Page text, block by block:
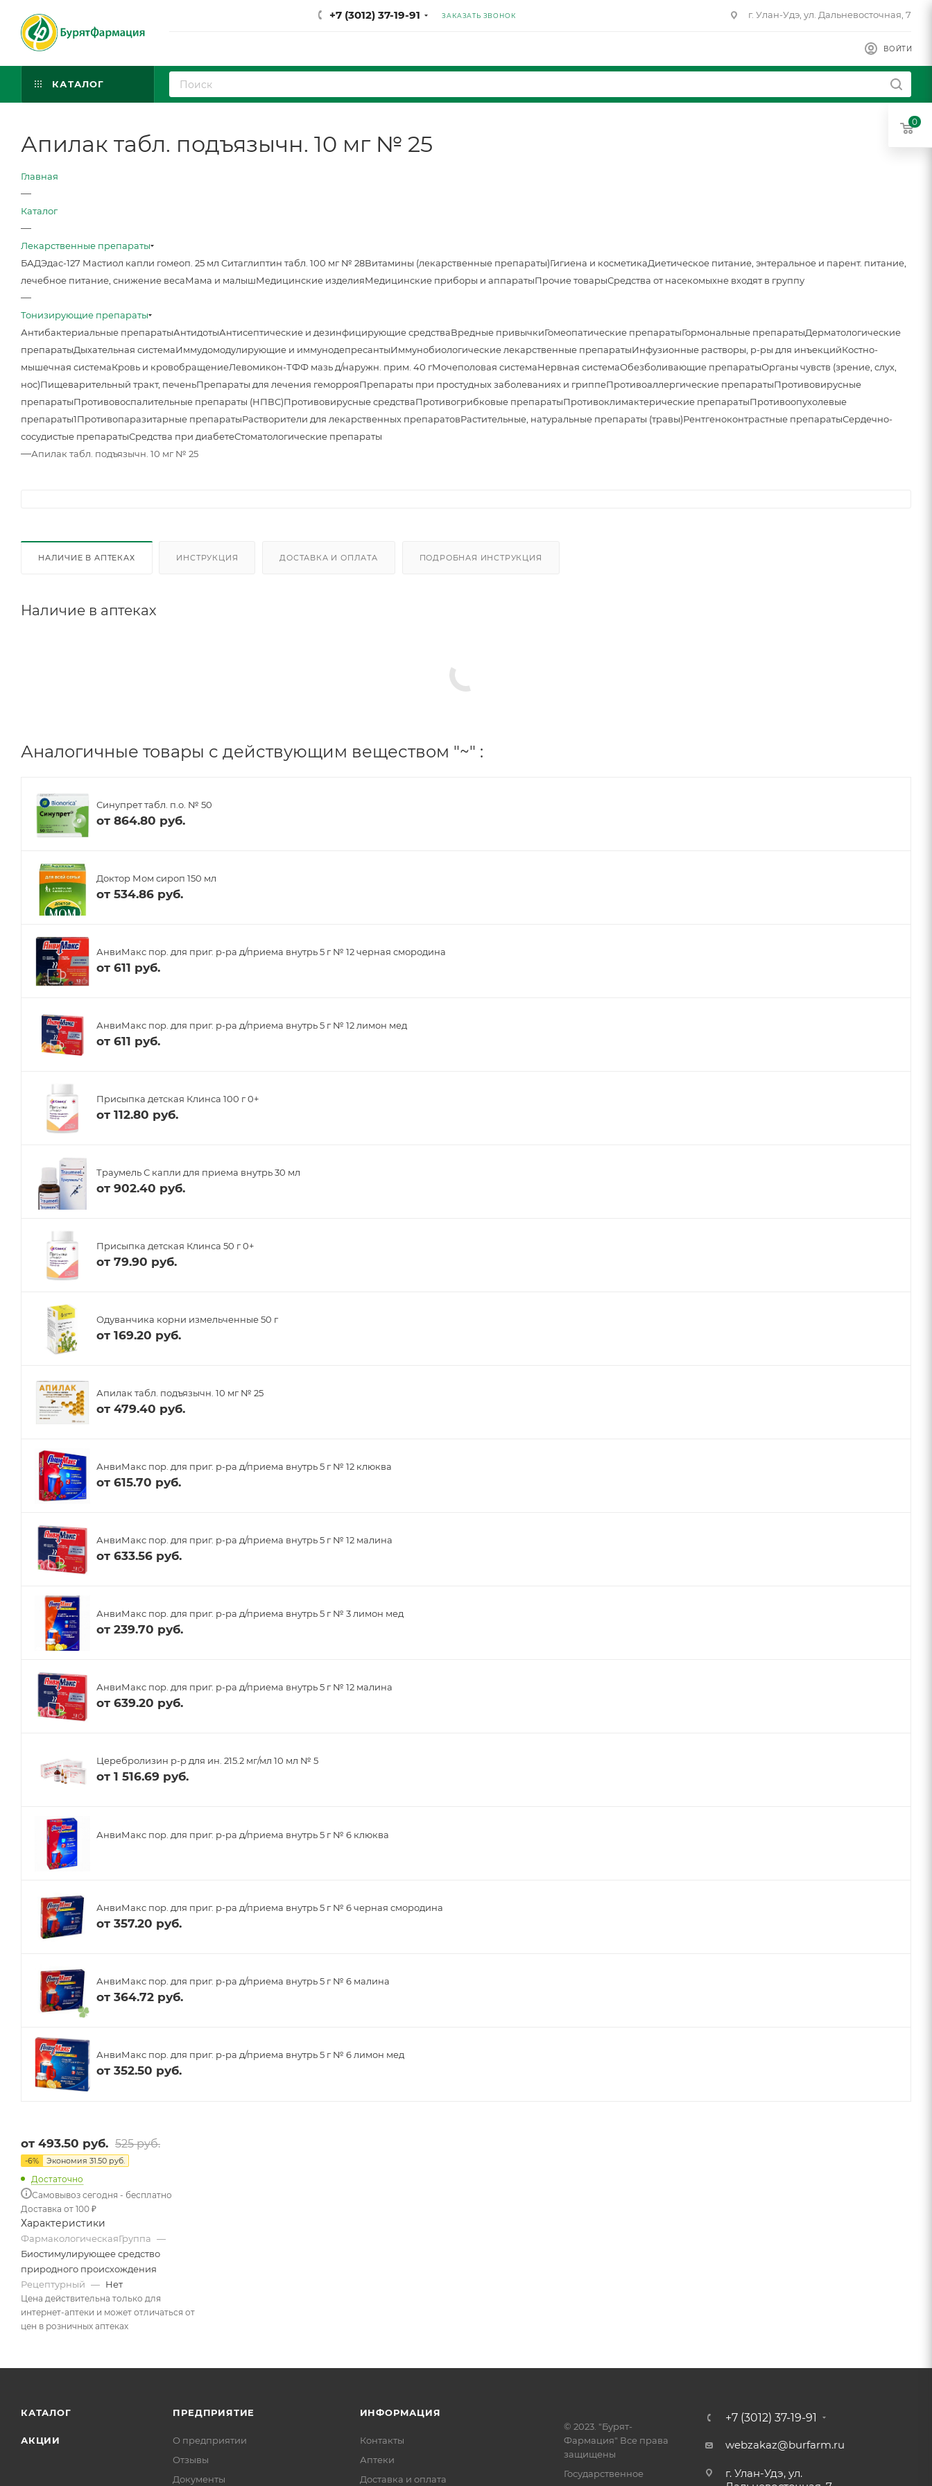
+7 (3012) 37-19-91 ЗАКАЗАТЬ ЗВОНОК г. Улан-Удэ, ул. Дальневосточная, 7
ВОЙТИ
КАТАЛОГ
Апилак табл. подъязычн. 10 мг № 25
Главная
—
Каталог
—
Лекарственные препараты
БАДЭдас-127 Мастиол капли гомеоп. 25 мл Ситаглиптин табл. 100 мг № 28Витамины (лекарственные препараты)Гигиена и косметикаДиетическое питание, энтеральное и парент. питание,
лечебное питание, снижение весаМама и малышМедицинские изделияМедицинские приборы и аппаратыПрочие товарыСредства от насекомыхне входят в группу
—
Тонизирующие препараты
Антибактериальные препаратыАнтидотыАнтисептические и дезинфицирующие средстваВредные привычкиГомеопатические препаратыГормональные препаратыДерматологические
препаратыДыхательная системаИммудомодулирующие и иммунодепресантыИммунобиологические лекарственные препаратыИнфузионные растворы, р-ры для инъекцийКостно-
мышечная системаКровь и кровобращениеЛевомикон-ТФФ мазь д/наружн. прим. 40 гМочеполовая системаНервная системаОбезболивающие препаратыОрганы чувств (зрение, слух,
нос)Пищеварительный тракт, печеньПрепараты для лечения геморрояПрепараты при простудных заболеваниях и гриппеПротивоаллергические препаратыПротивовирусные
препаратыПротивовоспалительные препараты (НПВС)Противовирусные средстваПротивогрибковые препаратыПротивоклимактерические препаратыПротивоопухолевые
препараты1Противопаразитарные препаратыРастворители для лекарственных препаратовРастительные, натуральные препараты (травы)Рентгеноконтрастные препаратыСердечно-
сосудистые препаратыСредства при диабетеСтоматологические препараты
—Апилак табл. подъязычн. 10 мг № 25
НАЛИЧИЕ В АПТЕКАХ ИНСТРУКЦИЯ ДОСТАВКА И ОПЛАТА ПОДРОБНАЯ ИНСТРУКЦИЯ
Наличие в аптеках
Аналогичные товары с действующим веществом "~" :
Синупрет табл. п.о. № 50
от 864.80 руб.
Доктор Мом сироп 150 мл
от 534.86 руб.
АнвиМакс пор. для приг. р-ра д/приема внутрь 5 г № 12 черная смородина
от 611 руб.
АнвиМакс пор. для приг. р-ра д/приема внутрь 5 г № 12 лимон мед
от 611 руб.
Присыпка детская Клинса 100 г 0+
от 112.80 руб.
Траумель С капли для приема внутрь 30 мл
от 902.40 руб.
Присыпка детская Клинса 50 г 0+
от 79.90 руб.
Одуванчика корни измельченные 50 г
от 169.20 руб.
Апилак табл. подъязычн. 10 мг № 25
от 479.40 руб.
АнвиМакс пор. для приг. р-ра д/приема внутрь 5 г № 12 клюква
от 615.70 руб.
АнвиМакс пор. для приг. р-ра д/приема внутрь 5 г № 12 малина
от 633.56 руб.
АнвиМакс пор. для приг. р-ра д/приема внутрь 5 г № 3 лимон мед
от 239.70 руб.
АнвиМакс пор. для приг. р-ра д/приема внутрь 5 г № 12 малина
от 639.20 руб.
Церебролизин р-р для ин. 215.2 мг/мл 10 мл № 5
от 1 516.69 руб.
АнвиМакс пор. для приг. р-ра д/приема внутрь 5 г № 6 клюква
АнвиМакс пор. для приг. р-ра д/приема внутрь 5 г № 6 черная смородина
от 357.20 руб.
АнвиМакс пор. для приг. р-ра д/приема внутрь 5 г № 6 малина
от 364.72 руб.
АнвиМакс пор. для приг. р-ра д/приема внутрь 5 г № 6 лимон мед
от 352.50 руб.
от 493.50 руб. 525 руб.
-6% Экономия 31.50 руб.
Достаточно
Самовывоз сегодня - бесплатно
Доставка от 100 ₽
Характеристики
ФармакологическаяГруппа —
Биостимулирующее средство
природного происхождения
Рецептурный — Нет
Цена действительна только для
интернет-аптеки и может отличаться от
цен в розничных аптеках
КАТАЛОГ
АКЦИИ
ПРЕДПРИЯТИЕ
О предприятии
Отзывы
Документы
ИНФОРМАЦИЯ
Контакты
Аптеки
Доставка и оплата
© 2023. "Бурят-
Фармация" Все права
защищены
Государственное
+7 (3012) 37-19-91
webzakaz@burfarm.ru
г. Улан-Удэ, ул.
0